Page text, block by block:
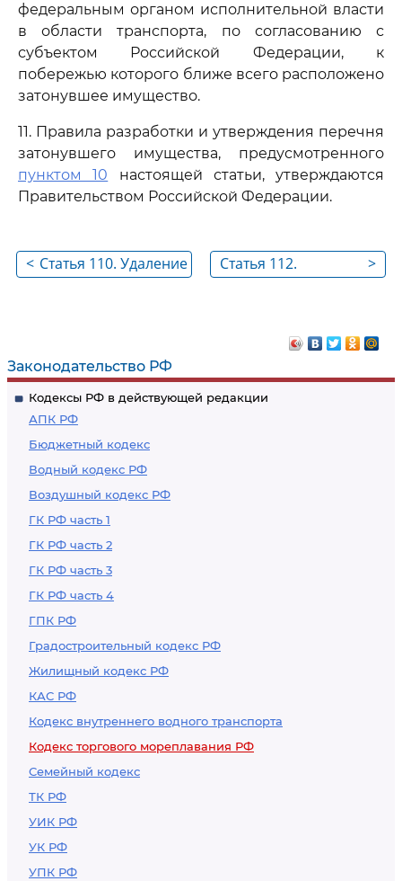
Законодательство РФ
Кодексы РФ в действующей редакции
АПК РФ
Бюджетный кодекс
Водный кодекс РФ
Воздушный кодекс РФ
ГК РФ часть 1
ГК РФ часть 2
ГК РФ часть 3
ГК РФ часть 4
ГПК РФ
Градостроительный кодекс РФ
Жилищный кодекс РФ
КАС РФ
Кодекс внутреннего водного транспорта
Кодекс торгового мореплавания РФ
Семейный кодекс
ТК РФ
УИК РФ
УК РФ
УПК РФ
федеральным органом исполнительной власти
в области транспорта, по согласованию с
субъектом Российской Федерации, к
побережью которого ближе всего расположено
затонувшее имущество.
11. Правила разработки и утверждения перечня
затонувшего имущества, предусмотренного
пунктом 10 настоящей статьи, утверждаются
Правительством Российской Федерации.
< Статья 110. Удаление
>
Статья 112.
затонувшего
имущества